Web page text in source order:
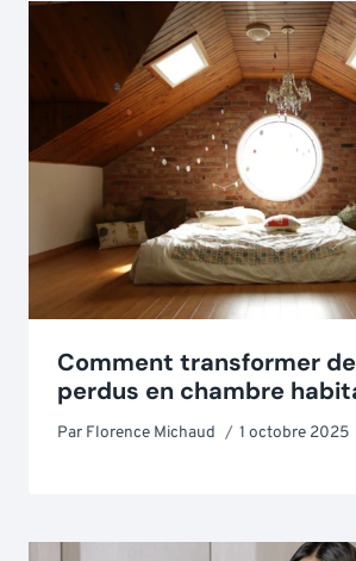
Comment transformer
perdus en chambre
Par Florence Michaud 1 octobre 2025